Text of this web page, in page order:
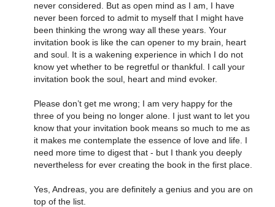
never considered. But as open mind as I am, I have
never been forced to admit to myself that I might have
been thinking the wrong way all these years. Your
invitation book is like the can opener to my brain, heart
and soul. It is a wakening experience in which I do not
know yet whether to be regretful or thankful. I call your
invitation book the soul, heart and mind evoker.
Please don’t get me wrong; I am very happy for the
three of you being no longer alone. I just want to let you
know that your invitation book means so much to me as
it makes me contemplate the essence of love and life. I
need more time to digest that - but I thank you deeply
nevertheless for ever creating the book in the first place.
Yes, Andreas, you are definitely a genius and you are on
top of the list.